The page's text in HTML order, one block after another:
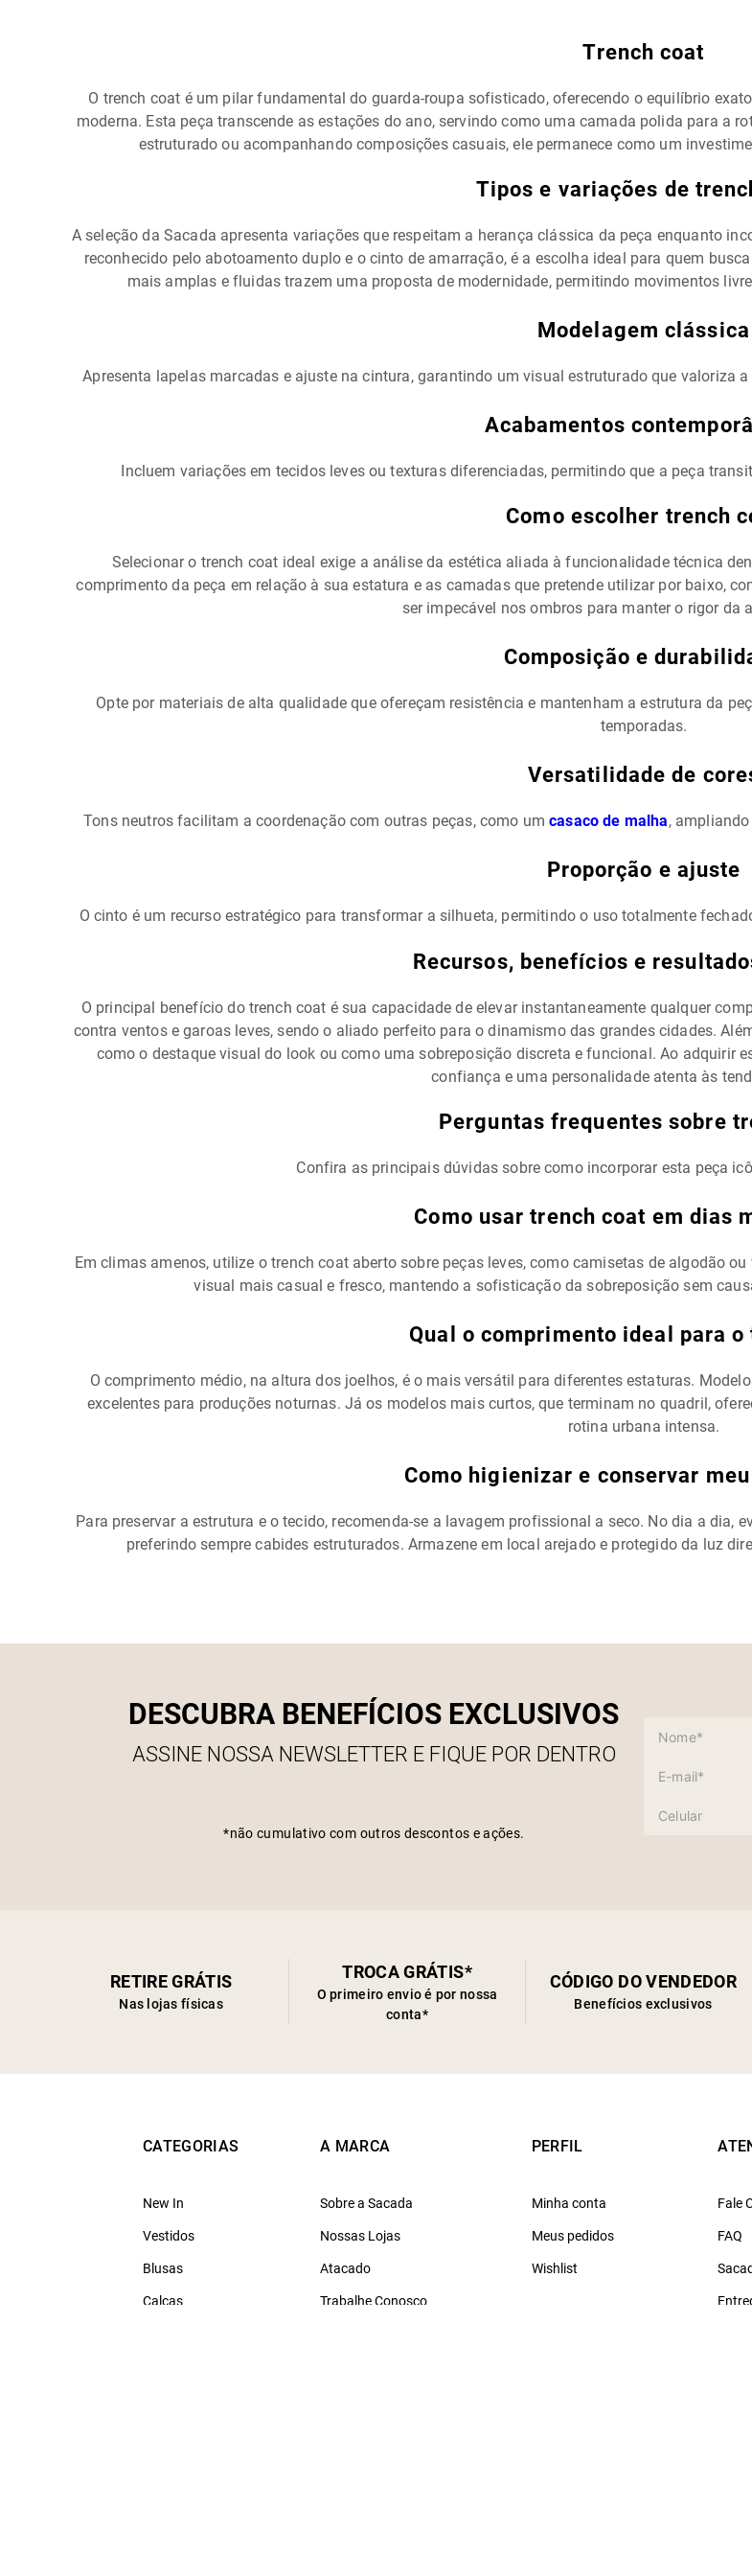
Trench coat
O trench coat é um pilar fundamental do guarda-roupa sofisticado, oferecendo o equilíbrio
moderna. Esta peça transcende as estações do ano, servindo como uma camada polida para a
estruturado ou acompanhando composições casuais, ele permanece como um
Tipos e variações de
A seleção da Sacada apresenta variações que respeitam a herança clássica da peça enquanto
reconhecido pelo abotoamento duplo e o cinto de amarração, é a escolha ideal para quem
mais amplas e fluidas trazem uma proposta de modernidade, permitindo movimentos
Modelagem clássica
Apresenta lapelas marcadas e ajuste na cintura, garantindo um visual estruturado que
Acabamentos
Incluem variações em tecidos leves ou texturas diferenciadas, permitindo que a peça
Como escolher trench
Selecionar o trench coat ideal exige a análise da estética aliada à funcionalidade técnica
comprimento da peça em relação à sua estatura e as camadas que pretende utilizar por baixo,
ser impecável nos ombros para manter o rigor da
Composição e
Opte por materiais de alta qualidade que ofereçam resistência e mantenham a estrutura da
temporadas.
Versatilidade de
Tons neutros facilitam a coordenação com outras peças, como umcasaco de malha,
Proporção e ajuste
O cinto é um recurso estratégico para transformar a silhueta, permitindo o uso totalmente
Recursos, benefícios e
O principal benefício do trench coat é sua capacidade de elevar instantaneamente qualquer
contra ventos e garoas leves, sendo o aliado perfeito para o dinamismo das grandes cidades.
como o destaque visual do look ou como uma sobreposição discreta e funcional. Ao adquirir
confiança e uma personalidade atenta às
Perguntas frequentes sobre
Confira as principais dúvidas sobre como incorporar esta peça
Como usar trench coat em dias
Em climas amenos, utilize o trench coat aberto sobre peças leves, como camisetas de algodão
visual mais casual e fresco, mantendo a sofisticação da sobreposição sem
Qual o comprimento ideal para o
O comprimento médio, na altura dos joelhos, é o mais versátil para diferentes estaturas.
excelentes para produções noturnas. Já os modelos mais curtos, que terminam no quadril,
rotina urbana intensa.
Como higienizar e conservar
Para preservar a estrutura e o tecido, recomenda-se a lavagem profissional a seco. No dia a dia,
preferindo sempre cabides estruturados. Armazene em local arejado e protegido da luz
DESCUBRA BENEFÍCIOS EXCLUSIVOS
ASSINE NOSSA NEWSLETTER E FIQUE POR DENTRO
*não cumulativo com outros descontos e ações.
RETIRE GRÁTIS
Nas lojas físicas
TROCA GRÁTIS*
O primeiro envio é por nossa
conta*
CÓDIGO DO VENDEDOR
Benefícios exclusivos
CATEGORIAS
New In
Vestidos
Blusas
Calças
A MARCA
Sobre a Sacada
Nossas Lojas
Atacado
Trabalhe Conosco
PERFIL
Minha conta
Meus pedidos
Wishlist
Fale
FAQ